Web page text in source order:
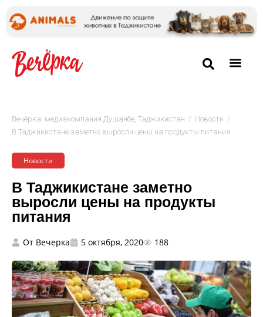
Вечёрка: медиакомпания Душанбе, Таджикистан / Новости /
В Таджикистане заметно выросли цены на продукты питания
Новости
В Таджикистане заметно
выросли цены на продукты
питания
От Вечерка 5 октября, 2020 188